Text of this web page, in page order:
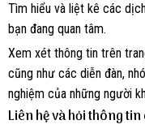
Tìm hiểu và liệt kê các
bạn đang quan tâm.
Xem xét thông tin trên
cũng như các diễn đàn,
nghiệm của những người
Liên hệ và hỏi thông tin